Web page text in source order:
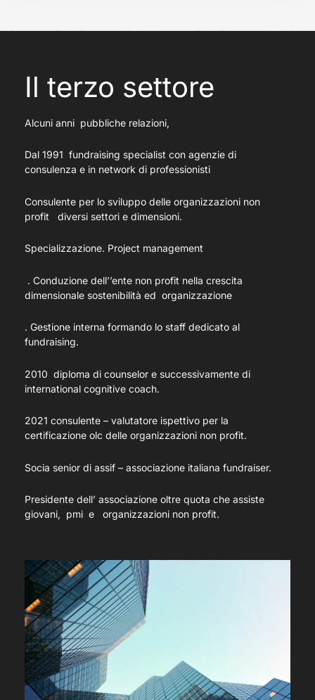
Il terzo settore
Alcuni anni pubbliche relazioni,
Dal 1991 fundraising specialist con agenzie di
consulenza e in network di professionisti
Consulente per lo sviluppo delle organizzazioni non
profit diversi settori e dimensioni.
Specializzazione. Project management
. Conduzione dell’’ente non profit nella crescita
dimensionale sostenibilità ed organizzazione
. Gestione interna formando lo staff dedicato al
fundraising.
2010 diploma di counselor e successivamente di
international cognitive coach.
2021 consulente – valutatore ispettivo per la
certificazione olc delle organizzazioni non profit.
Socia senior di assif – associazione italiana fundraiser.
Presidente dell’ associazione oltre quota che assiste
giovani, pmi e organizzazioni non profit.